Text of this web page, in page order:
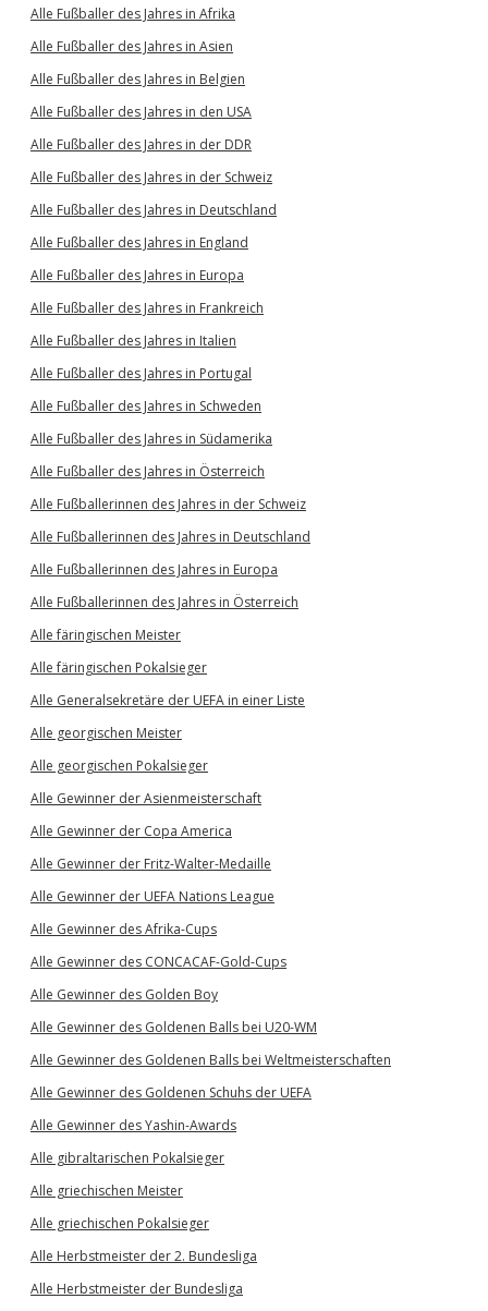
Alle Fußballer des Jahres in Afrika
Alle Fußballer des Jahres in Asien
Alle Fußballer des Jahres in Belgien
Alle Fußballer des Jahres in den USA
Alle Fußballer des Jahres in der DDR
Alle Fußballer des Jahres in der Schweiz
Alle Fußballer des Jahres in Deutschland
Alle Fußballer des Jahres in England
Alle Fußballer des Jahres in Europa
Alle Fußballer des Jahres in Frankreich
Alle Fußballer des Jahres in Italien
Alle Fußballer des Jahres in Portugal
Alle Fußballer des Jahres in Schweden
Alle Fußballer des Jahres in Südamerika
Alle Fußballer des Jahres in Österreich
Alle Fußballerinnen des Jahres in der Schweiz
Alle Fußballerinnen des Jahres in Deutschland
Alle Fußballerinnen des Jahres in Europa
Alle Fußballerinnen des Jahres in Österreich
Alle färingischen Meister
Alle färingischen Pokalsieger
Alle Generalsekretäre der UEFA in einer Liste
Alle georgischen Meister
Alle georgischen Pokalsieger
Alle Gewinner der Asienmeisterschaft
Alle Gewinner der Copa America
Alle Gewinner der Fritz-Walter-Medaille
Alle Gewinner der UEFA Nations League
Alle Gewinner des Afrika-Cups
Alle Gewinner des CONCACAF-Gold-Cups
Alle Gewinner des Golden Boy
Alle Gewinner des Goldenen Balls bei U20-WM
Alle Gewinner des Goldenen Balls bei Weltmeisterschaften
Alle Gewinner des Goldenen Schuhs der UEFA
Alle Gewinner des Yashin-Awards
Alle gibraltarischen Pokalsieger
Alle griechischen Meister
Alle griechischen Pokalsieger
Alle Herbstmeister der 2. Bundesliga
Alle Herbstmeister der Bundesliga